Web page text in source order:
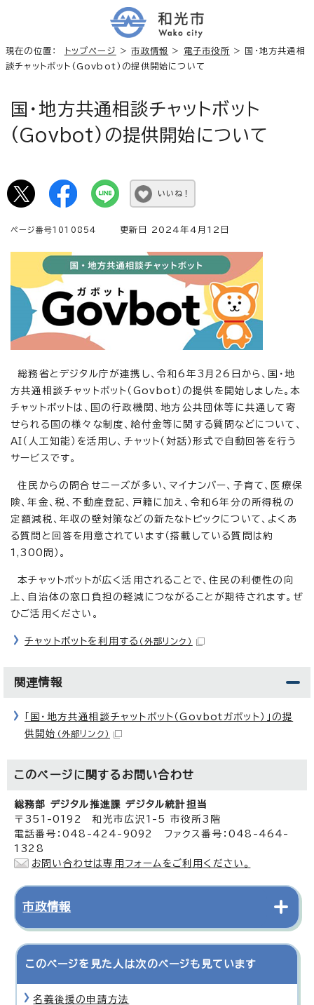
現在の位置： トップページ >市政情報 > 電子市役所 > 国・地方共通相
談チャットボット(Govbot)の提供開始について
国・地方共通相談チャットボット
(Govbot)の提供開始について
いいね！
ページ番号1010854 更新日 2024年4月12日
総務省とデジタル庁が連携し、令和6年3月26日から、国・地
方共通相談チャットボット（Govbot）の提供を開始しました。本
チャットボットは、国の行政機関、地方公共団体等に共通して寄
せられる国の様々な制度、給付金等に関する質問などについて、
AI（人工知能）を活用し、チャット（対話）形式で自動回答を行う
サービスです。
住民からの問合せニーズが多い、マイナンバー、子育て、医療保
険、年金、税、不動産登記、戸籍に加え、令和6年分の所得税の
定額減税、年収の壁対策などの新たなトピックについて、よくあ
る質問と回答を用意されています（搭載している質問は約
1,300問）。
本チャットボットが広く活用されることで、住民の利便性の向
上、自治体の窓口負担の軽減につながることが期待されます。ぜ
ひご活用ください。
チャットボットを利用する （外部リンク）
関連情報
「国・地方共通相談チャットボット（Govbotガボット）」の提
供開始 （外部リンク）
このページに関する お問い合わせ
総務部 デジタル推進課 デジタル統計担当
〒351-0192 和光市広沢1-5 市役所3階
電話番号：048-424-9092 ファクス番号：048-464-
1328
お問い合わせは専用フォームをご利用ください。
市政情報
このページを見た人は次のページも見ています
名義後援の申請方法